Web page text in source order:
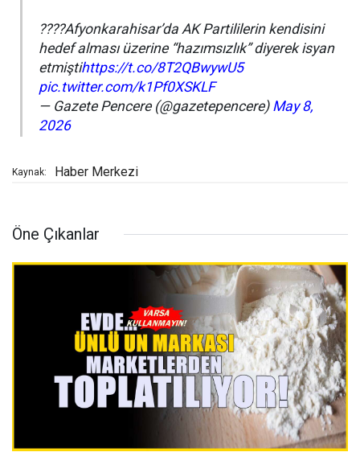
????Afyonkarahisar’da AK Partililerin kendisini
hedef alması üzerine “hazımsızlık” diyerek isyan
etmiştihttps://t.co/8T2QBwywU5
pic.twitter.com/k1Pf0XSKLF
— Gazete Pencere (@gazetepencere) May 8,
2026
Kaynak: Haber Merkezi
Öne Çıkanlar